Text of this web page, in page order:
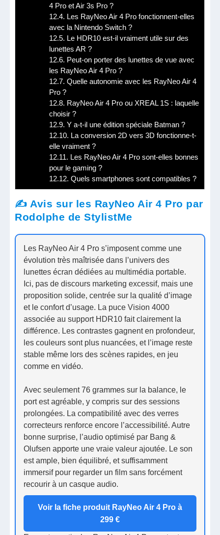
4 Pro et Air 3s Pro ?
12.4. Les RayNeo Air 4 Pro fonctionnent-elles
avec la Nintendo Switch ?
12.5. Le HDR10 est-il vraiment utile sur des
lunettes AR ?
12.6. Peut-on porter des lunettes de vue avec
les RayNeo Air 4 Pro ?
12.7. Quelle autonomie avec les RayNeo Air 4
Pro ?
12.8. RayNeo Air 4 Pro ou XREAL 1S : laquelle
choisir ?
12.9. Y a-t-il une édition spéciale Batman ?
12.10. La conversion 2D vers 3D fonctionne-t-
elle vraiment ?
12.11. Les RayNeo Air 4 Pro sont-elles bonnes
pour le gaming ?
12.12. Quels smartphones sont compatibles ?
✍️ Avis sur les RayNeo Air 4 Pro par
Rodolphe de StylistMe
Les RayNeo Air 4 Pro s’imposent comme une
évolution très maîtrisée dans l’univers des
lunettes écran dédiées au multimédia portable.
Ici, pas de discours marketing excessif, mais une
proposition solide, centrée sur la qualité d’image
et le confort d’usage. La puce Vision 4000
associée au support HDR10 fait clairement la
différence. Les contrastes gagnent en profondeur,
les couleurs sont plus nuancées, et l’image reste
stable même lors des scènes rapides, en jeu
comme en vidéo.
Avec seulement 76 grammes sur la balance, le
port est agréable, y compris sur des sessions
prolongées. La compatibilité avec des verres
correcteurs renforce encore l’accessibilité. Autre
bonne surprise, l’audio optimisé par Bang &
Olufsen apporte une vraie valeur ajoutée. Le son
est ample, bien équilibré, et suffisamment
immersif pour regarder un film sans forcément
recourir à un casque audio.
Voir la fiche produit RayNeo Air 4 Pro à
299 €